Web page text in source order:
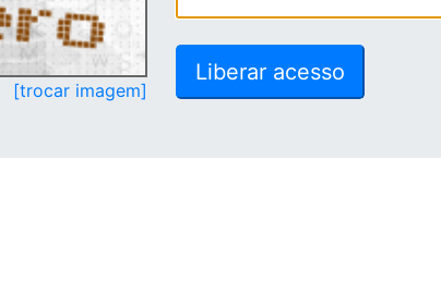
[trocar imagem]